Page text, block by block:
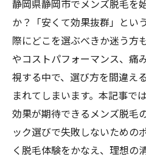
静岡県静岡市でメンズ脱毛を
か？「安くて効果抜群」とい
際にどこを選ぶべきか迷う方
やコストパフォーマンス、痛
視する中で、選び方を間違え
まれてしまいます。本記事で
効果が期待できるメンズ脱毛
ック選びで失敗しないための
く脱毛体験をかなえ、理想の